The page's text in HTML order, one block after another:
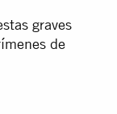
graves
de